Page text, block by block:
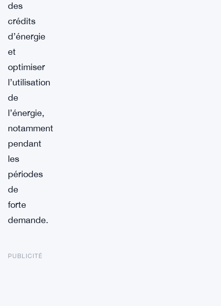
des
crédits
d’énergie
et
optimiser
l’utilisation
de
l’énergie,
notamment
pendant
les
périodes
de
forte
demande.
PUBLICITÉ